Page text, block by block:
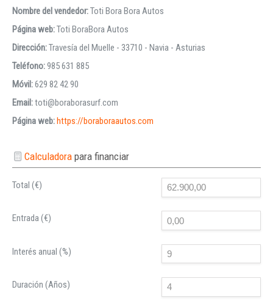
Nombre del vendedor:Toti Bora Bora Autos
Página web:Toti BoraBora Autos
Dirección:Travesía del Muelle - 33710 - Navia - Asturias
Teléfono:985 631 885
Móvil:629 82 42 90
Email:toti@boraborasurf.com
Página web:https://boraboraautos.com
Calculadorapara financiar
Total (€)
Entrada (€)
Interés anual (%)
Duración (Años)